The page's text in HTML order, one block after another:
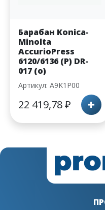
Барабан Konica-
Minolta
AccurioPress
6120/6136 (P) DR-
017 (о)
Артикул: A9K1P00
22 419,78₽ +